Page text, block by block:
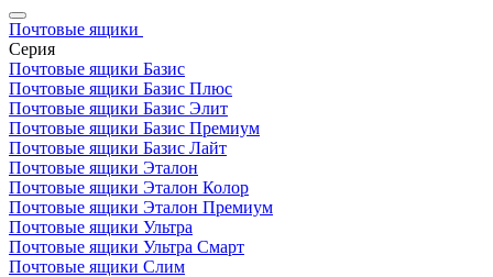
Почтовые ящики
Серия
Почтовые ящики Базис
Почтовые ящики Базис Плюс
Почтовые ящики Базис Элит
Почтовые ящики Базис Премиум
Почтовые ящики Базис Лайт
Почтовые ящики Эталон
Почтовые ящики Эталон Колор
Почтовые ящики Эталон Премиум
Почтовые ящики Ультра
Почтовые ящики Ультра Смарт
Почтовые ящики Слим